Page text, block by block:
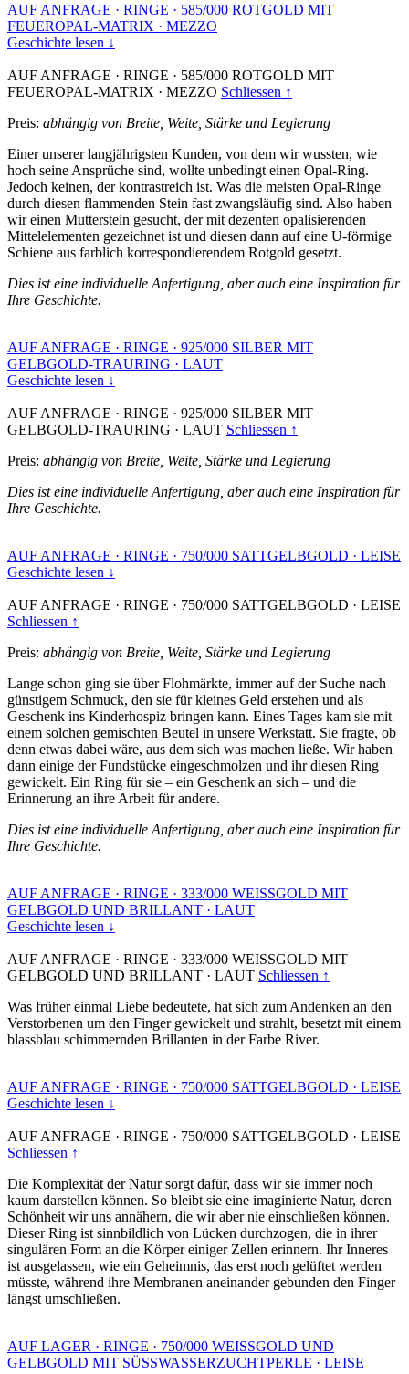
AUF ANFRAGE · RINGE · 585/000 ROTGOLD MIT
FEUEROPAL-MATRIX · MEZZO
Geschichte lesen ↓
AUF ANFRAGE · RINGE · 585/000 ROTGOLD MIT
FEUEROPAL-MATRIX · MEZZO Schliessen ↑
Preis: abhängig von Breite, Weite, Stärke und Legierung
Einer unserer langjährigsten Kunden, von dem wir wussten, wie
hoch seine Ansprüche sind, wollte unbedingt einen Opal-Ring.
Jedoch keinen, der kontrastreich ist. Was die meisten Opal-Ringe
durch diesen flammenden Stein fast zwangsläufig sind. Also haben
wir einen Mutterstein gesucht, der mit dezenten opalisierenden
Mittelelementen gezeichnet ist und diesen dann auf eine U-förmige
Schiene aus farblich korrespondierendem Rotgold gesetzt.
Dies ist eine individuelle Anfertigung, aber auch eine Inspiration für
Ihre Geschichte.
AUF ANFRAGE · RINGE · 925/000 SILBER MIT
GELBGOLD-TRAURING · LAUT
Geschichte lesen ↓
AUF ANFRAGE · RINGE · 925/000 SILBER MIT
GELBGOLD-TRAURING · LAUT Schliessen ↑
Preis: abhängig von Breite, Weite, Stärke und Legierung
Dies ist eine individuelle Anfertigung, aber auch eine Inspiration für
Ihre Geschichte.
AUF ANFRAGE · RINGE · 750/000 SATTGELBGOLD · LEISE
Geschichte lesen ↓
AUF ANFRAGE · RINGE · 750/000 SATTGELBGOLD · LEISE
Schliessen ↑
Preis: abhängig von Breite, Weite, Stärke und Legierung
Lange schon ging sie über Flohmärkte, immer auf der Suche nach
günstigem Schmuck, den sie für kleines Geld erstehen und als
Geschenk ins Kinderhospiz bringen kann. Eines Tages kam sie mit
einem solchen gemischten Beutel in unsere Werkstatt. Sie fragte, ob
denn etwas dabei wäre, aus dem sich was machen ließe. Wir haben
dann einige der Fundstücke eingeschmolzen und ihr diesen Ring
gewickelt. Ein Ring für sie – ein Geschenk an sich – und die
Erinnerung an ihre Arbeit für andere.
Dies ist eine individuelle Anfertigung, aber auch eine Inspiration für
Ihre Geschichte.
AUF ANFRAGE · RINGE · 333/000 WEISSGOLD MIT
GELBGOLD UND BRILLANT · LAUT
Geschichte lesen ↓
AUF ANFRAGE · RINGE · 333/000 WEISSGOLD MIT
GELBGOLD UND BRILLANT · LAUT Schliessen ↑
Was früher einmal Liebe bedeutete, hat sich zum Andenken an den
Verstorbenen um den Finger gewickelt und strahlt, besetzt mit einem
blassblau schimmernden Brillanten in der Farbe River.
AUF ANFRAGE · RINGE · 750/000 SATTGELBGOLD · LEISE
Geschichte lesen ↓
AUF ANFRAGE · RINGE · 750/000 SATTGELBGOLD · LEISE
Schliessen ↑
Die Komplexität der Natur sorgt dafür, dass wir sie immer noch
kaum darstellen können. So bleibt sie eine imaginierte Natur, deren
Schönheit wir uns annähern, die wir aber nie einschließen können.
Dieser Ring ist sinnbildlich von Lücken durchzogen, die in ihrer
singulären Form an die Körper einiger Zellen erinnern. Ihr Inneres
ist ausgelassen, wie ein Geheimnis, das erst noch gelüftet werden
müsste, während ihre Membranen aneinander gebunden den Finger
längst umschließen.
AUF LAGER · RINGE · 750/000 WEISSGOLD UND
GELBGOLD MIT SÜSSWASSERZUCHTPERLE · LEISE